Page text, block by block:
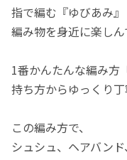
指で編む『ゆびあみ』
編み物を身近に楽しん
1番かんたんな編み方
持ち方からゆっくり
この編み方で、
シュシュ、ヘアバン